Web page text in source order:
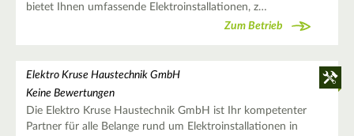
bietet Ihnen umfassende Elektroinstallationen, z…
Zum Betrieb
Elektro Kruse Haustechnik GmbH
Keine Bewertungen
Die Elektro Kruse Haustechnik GmbH ist Ihr kompetenter
Partner für alle Belange rund um Elektroinstallationen in